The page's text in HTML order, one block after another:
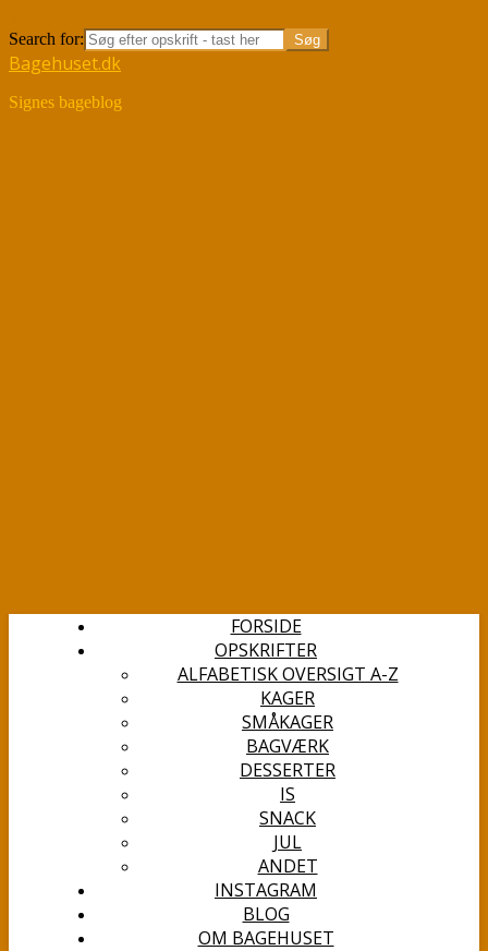
Search for:
Bagehuset.dk
Signes bageblog
FORSIDE
OPSKRIFTER
ALFABETISK OVERSIGT A-Z
KAGER
SMÅKAGER
BAGVÆRK
DESSERTER
IS
SNACK
JUL
ANDET
INSTAGRAM
BLOG
OM BAGEHUSET